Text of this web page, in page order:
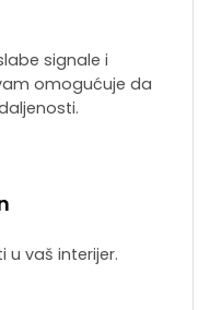
signale i
omogućuje da
u vaš interijer.